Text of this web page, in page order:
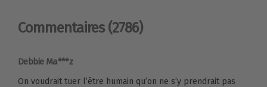
Commentaires (2786)
Debbie Ma***z
On voudrait tuer l’être humain qu’on ne s’y prendrait pas